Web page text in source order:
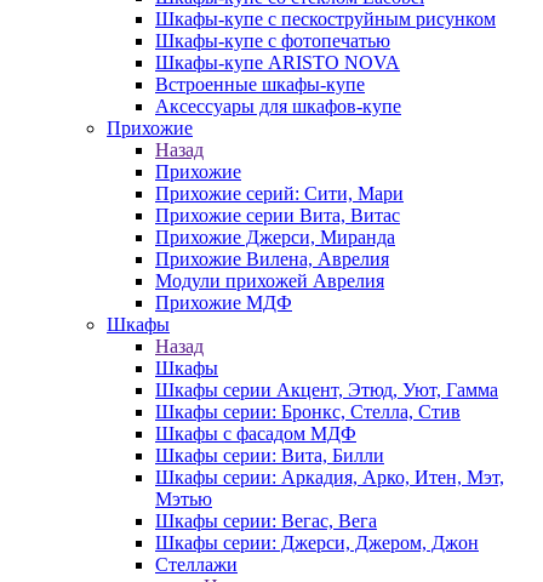
Шкафы-купе с пескоструйным рисунком
Шкафы-купе с фотопечатью
Шкафы-купе ARISTO NOVA
Встроенные шкафы-купе
Аксессуары для шкафов-купе
Прихожие
Назад
Прихожие
Прихожие серий: Сити, Мари
Прихожие серии Вита, Витас
Прихожие Джерси, Миранда
Прихожие Вилена, Аврелия
Модули прихожей Аврелия
Прихожие МДФ
Шкафы
Назад
Шкафы
Шкафы серии Акцент, Этюд, Уют, Гамма
Шкафы серии: Бронкс, Стелла, Стив
Шкафы с фасадом МДФ
Шкафы серии: Вита, Билли
Шкафы серии: Аркадия, Арко, Итен, Мэт,
Мэтью
Шкафы серии: Вегас, Вега
Шкафы серии: Джерси, Джером, Джон
Стеллажи